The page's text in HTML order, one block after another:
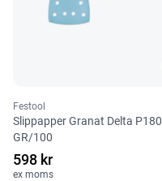
Festool
Slippapper Granat Delta P180
GR/100
598 kr
ex moms